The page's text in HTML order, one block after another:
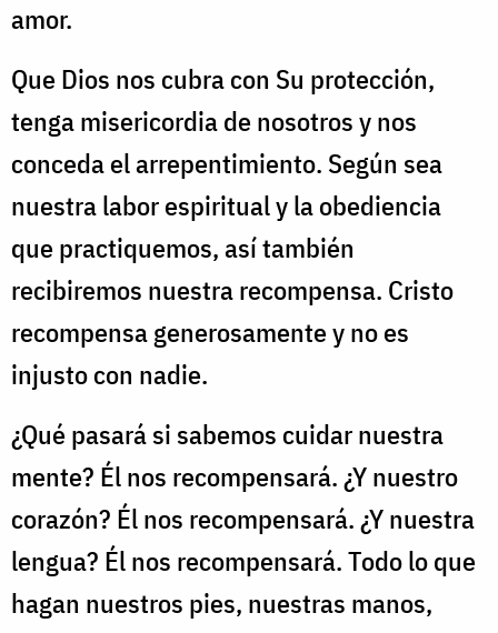
amor.
Que Dios nos cubra con Su protección,
tenga misericordia de nosotros y nos
conceda el arrepentimiento. Según sea
nuestra labor espiritual y la obediencia
que practiquemos, así también
recibiremos nuestra recompensa. Cristo
recompensa generosamente y no es
injusto con nadie.
¿Qué pasará si sabemos cuidar nuestra
mente? Él nos recompensará. ¿Y nuestro
corazón? Él nos recompensará. ¿Y nuestra
lengua? Él nos recompensará. Todo lo que
hagan nuestros pies, nuestras manos,